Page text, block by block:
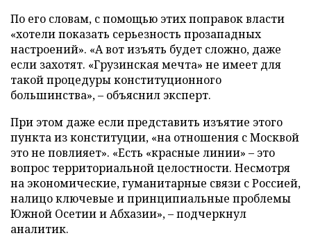
По его словам, с помощью этих поправок власти
«хотели показать серьезность прозападных
настроений». «А вот изъять будет сложно, даже
если захотят. «Грузинская мечта» не имеет для
такой процедуры конституционного
большинства», – объяснил эксперт.
При этом даже если представить изъятие этого
пункта из конституции, «на отношения с Москвой
это не повлияет». «Есть «красные линии» – это
вопрос территориальной целостности. Несмотря
на экономические, гуманитарные связи с Россией,
налицо ключевые и принципиальные проблемы
Южной Осетии и Абхазии», – подчеркнул
аналитик.